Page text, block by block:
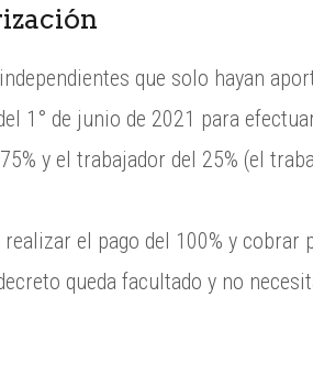
que solo hayan
1° de junio de 2021 para
y el trabajador del 25% (el
el pago del 100% y
queda facultado y no